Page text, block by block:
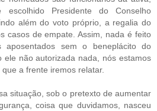
Presidente do Conselho
além do voto próprio, a regalia do
casos de empate. Assim, nada é feito
aposentados sem o beneplácito do
ele não autorizada nada, nós estamos
a frente iremos relatar.
situação, sob o pretexto de aumentar
coisa que duvidamos, nasceu